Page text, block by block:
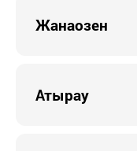
Жанаозен
Атырау